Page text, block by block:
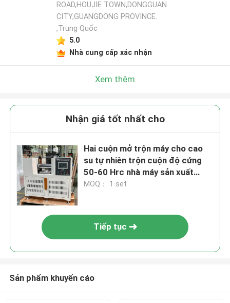
ROAD,HOUJIE TOWN,DONGGUAN
CITY,GUANGDONG PROVINCE.
,Trung Quốc
5.0
Nhà cung cấp xác nhận
Xem thêm
Nhận giá tốt nhất cho
Hai cuộn mở trộn máy cho cao
su tự nhiên trộn cuộn độ cứng
50-60 Hrc nhà máy sản xuất
4.5kw nước làm mát
MOQ： 1 set
Tiếp tục
Sản phẩm khuyến cáo